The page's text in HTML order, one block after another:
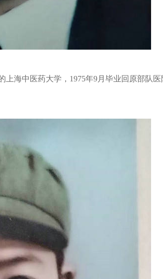
海中医药大学，1975年9月毕业回原部队医